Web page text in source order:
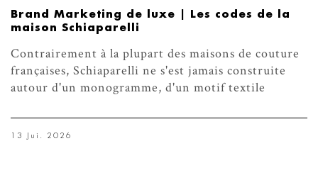
Brand Marketing de luxe | Les codes de la
maison Schiaparelli
Contrairement à la plupart des maisons de couture
françaises, Schiaparelli ne s'est jamais construite
autour d'un monogramme, d'un motif textile
13 Jui. 2026